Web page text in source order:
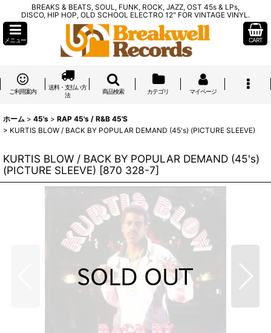
BREAKS & BEATS, SOUL, FUNK, ROCK, JAZZ, OST 45s & LPs,
DISCO, HIP HOP, OLD SCHOOL ELECTRO 12" FOR VINTAGE VINYL.
メニュー CART
ご利用案内
送料・支払い方
法
商品検索 カテゴリ マイページ
ホーム > 45's > RAP 45's / R&B 45'S
> KURTIS BLOW / BACK BY POPULAR DEMAND (45's) (PICTURE SLEEVE)
KURTIS BLOW / BACK BY POPULAR DEMAND (45's)
(PICTURE SLEEVE) [870 328-7]